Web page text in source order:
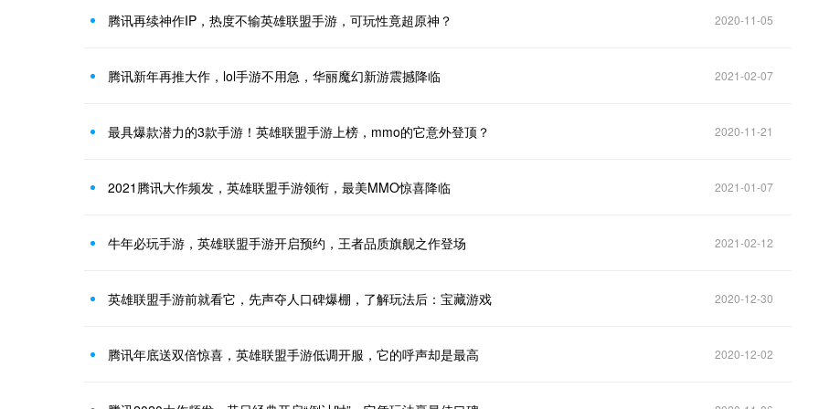
腾讯再续神作IP，热度不输英雄联盟手游，可玩性竟超原神？ 2020-11-05
腾讯新年再推大作，lol手游不用急，华丽魔幻新游震撼降临 2021-02-07
最具爆款潜力的3款手游！英雄联盟手游上榜，mmo的它意外登顶？ 2020-11-21
2021腾讯大作频发，英雄联盟手游领衔，最美MMO惊喜降临 2021-01-07
牛年必玩手游，英雄联盟手游开启预约，王者品质旗舰之作登场 2021-02-12
英雄联盟手游前就看它，先声夺人口碑爆棚，了解玩法后：宝藏游戏 2020-12-30
腾讯年底送双倍惊喜，英雄联盟手游低调开服，它的呼声却是最高 2020-12-02